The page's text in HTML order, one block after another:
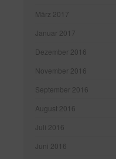
März 2017
Januar 2017
Dezember 2016
November 2016
September 2016
August 2016
Juli 2016
Juni 2016